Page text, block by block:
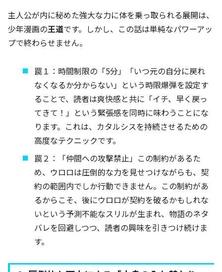
主人公が内に秘めた強大な力に体を乗っ取られる展開は、
少年漫画の王道です。しかし、この話は単純なパワーアッ
プで終わらせません。
罠１：時間制限の「5分」「いつ元の自分に戻れ
なくなるか分からない」という時限爆弾を設定す
ることで、読者は爽快感と共に「イチ、早く戻っ
てきて！」という緊張感を同時に味わうことにな
ります。これは、カタルシスを持続させるための
高度なテクニックです。
罠２：「仲間への攻撃禁止」この制約があるた
め、ウロロは圧倒的な力を見せつけながらも、契
約の範囲内でしか行動できません。この制約があ
るからこそ、後にウロロが契約を破るかもしれな
いという予測不能なスリルが生まれ、物語のネタ
バレを回避しつつ、読者の興味を引きつけ続けま
す。